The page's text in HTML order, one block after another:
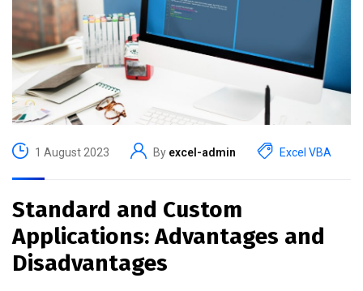
1 August 2023 By excel-admin Excel VBA
Standard and Custom
Applications: Advantages and
Disadvantages